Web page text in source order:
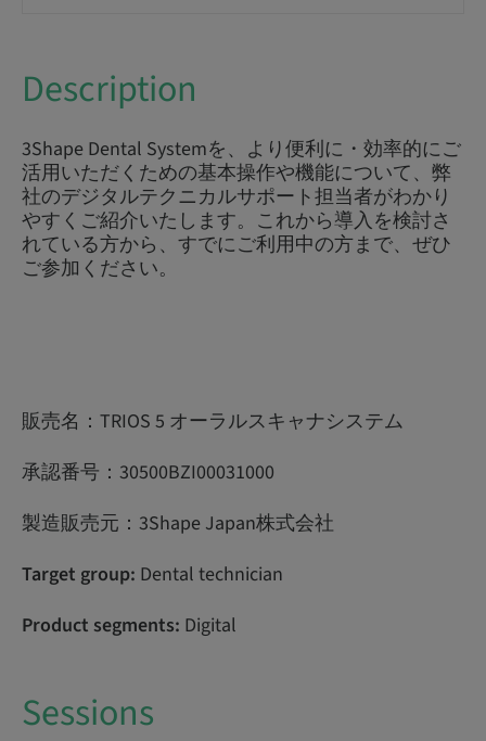
Description
3Shape Dental Systemを、より便利に・効率的にご
活用いただくための基本操作や機能について、弊
社のデジタルテクニカルサポート担当者がわかり
やすくご紹介いたします。これから導入を検討さ
れている方から、すでにご利用中の方まで、ぜひ
ご参加ください。
販売名：TRIOS 5 オーラルスキャナシステム
承認番号：30500BZI00031000
製造販売元：3Shape Japan株式会社
Target group: Dental technician
Product segments: Digital
Sessions